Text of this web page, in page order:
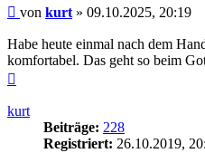
Beitrag
von kurt » 09.10.2025, 20:19
Habe heute einmal nach dem
komfortabel. Das geht so beim
kurt
Beiträge: 228
Registriert: 26.10.2019,